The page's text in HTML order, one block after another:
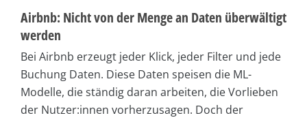
Airbnb: Nicht von der Menge an Daten überwältigt
werden
Bei Airbnb erzeugt jeder Klick, jeder Filter und jede
Buchung Daten. Diese Daten speisen die ML-
Modelle, die ständig daran arbeiten, die Vorlieben
der Nutzer:innen vorherzusagen. Doch der